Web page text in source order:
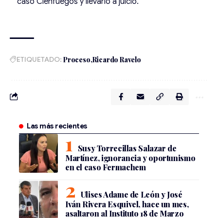
ETIQUETADO: Proceso Ricardo Ravelo
Las más recientes
Susy Torrecillas Salazar de
Martínez, ignorancia y oportunismo
en el caso Fermachem
Ulises Adame de León y José
Iván Rivera Esquivel, hace un mes,
asaltaron al Instituto 18 de Marzo